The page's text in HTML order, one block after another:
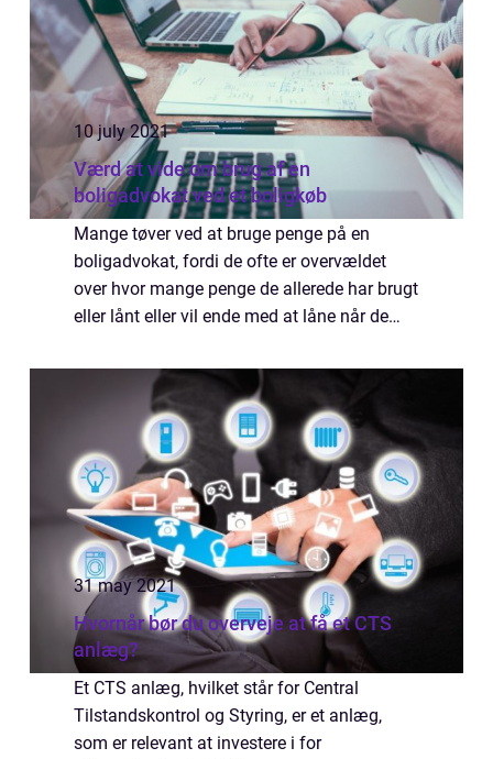
10 july 2021
Værd at vide om brug af en
boligadvokat ved et boligkøb
Mange tøver ved at bruge penge på en
boligadvokat, fordi de ofte er overvældet
over hvor mange penge de allerede har brugt
eller lånt eller vil ende med at låne når de
31 may 2021
Hvornår bør du overveje at få et CTS
anlæg?
Et CTS anlæg, hvilket står for Central
Tilstandskontrol og Styring, er et anlæg,
som er relevant at investere i for